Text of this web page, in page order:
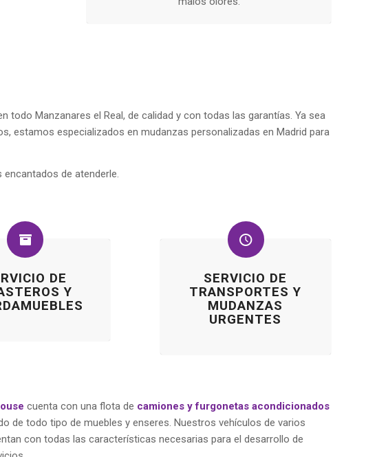
Manzanares el Real, de calidad y con todas las garantías. Ya sea
estamos especializados en mudanzas personalizadas en Madrid para
encantados de atenderle.
DE
Y
SERVICIO DE
TRANSPORTES Y
MUDANZAS
URGENTES
cuenta con una flota de camiones y furgonetas acondicionados
de todo tipo de muebles y enseres. Nuestros vehículos de varios
con todas las características necesarias para el desarrollo de